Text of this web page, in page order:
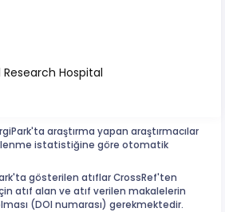
Hospital
araştırma yapan araştırmacılar
istatistiğine göre otomatik
gösterilen atıflar CrossRef'ten
atıf alan ve atıf verilen makalelerin
(DOI numarası) gerekmektedir.